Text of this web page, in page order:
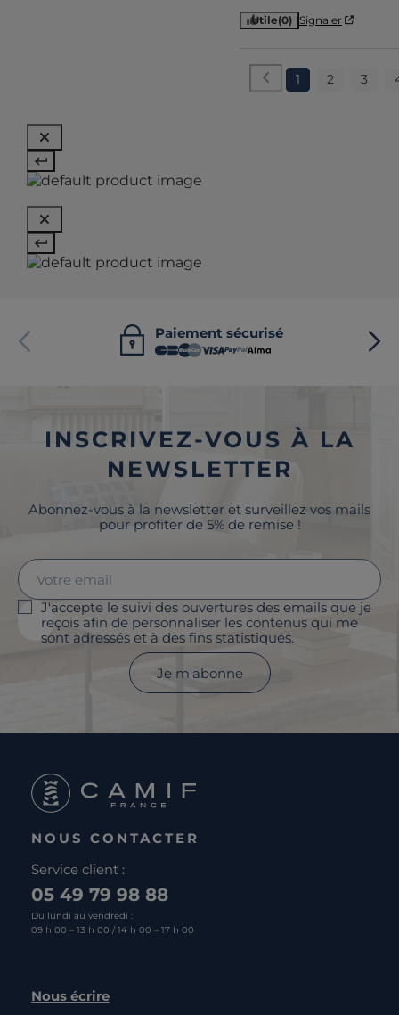
Utile(0) Signaler
1 2 3
Paiement sécurisé
INSCRIVEZ-VOUS À LA
NEWSLETTER
Abonnez-vous à la newsletter et surveillez vos mails
pour profiter de 5% de remise !
J'accepte le suivi des ouvertures des emails que je
reçois afin de personnaliser les contenus qui me
sont adressés et à des fins statistiques.
Je m'abonne
NOUS CONTACTER
Service client :
05 49 79 98 88
Du lundi au vendredi :
09 h 00 – 13 h 00 / 14 h 00 – 17 h 00
Nous écrire